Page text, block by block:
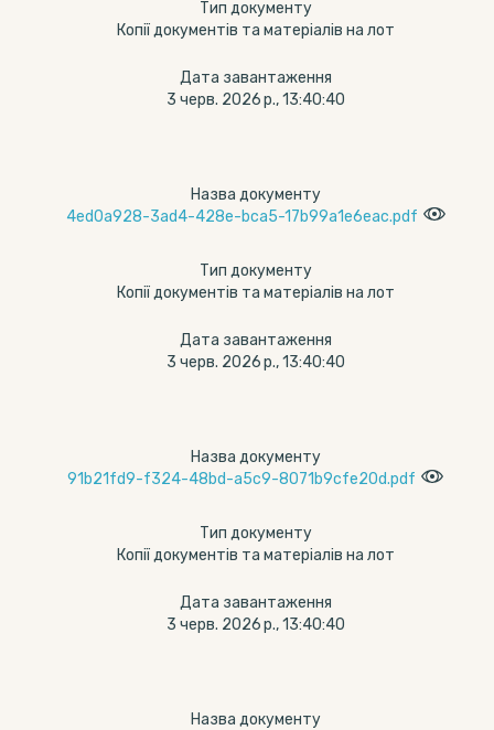
Тип документу
Копії документів та матеріалів на лот
Дата завантаження
3 черв. 2026 р., 13:40:40
Назва документу
4ed0a928-3ad4-428e-bca5-17b99a1e6eac.pdf
Тип документу
Копії документів та матеріалів на лот
Дата завантаження
3 черв. 2026 р., 13:40:40
Назва документу
91b21fd9-f324-48bd-a5c9-8071b9cfe20d.pdf
Тип документу
Копії документів та матеріалів на лот
Дата завантаження
3 черв. 2026 р., 13:40:40
Назва документу